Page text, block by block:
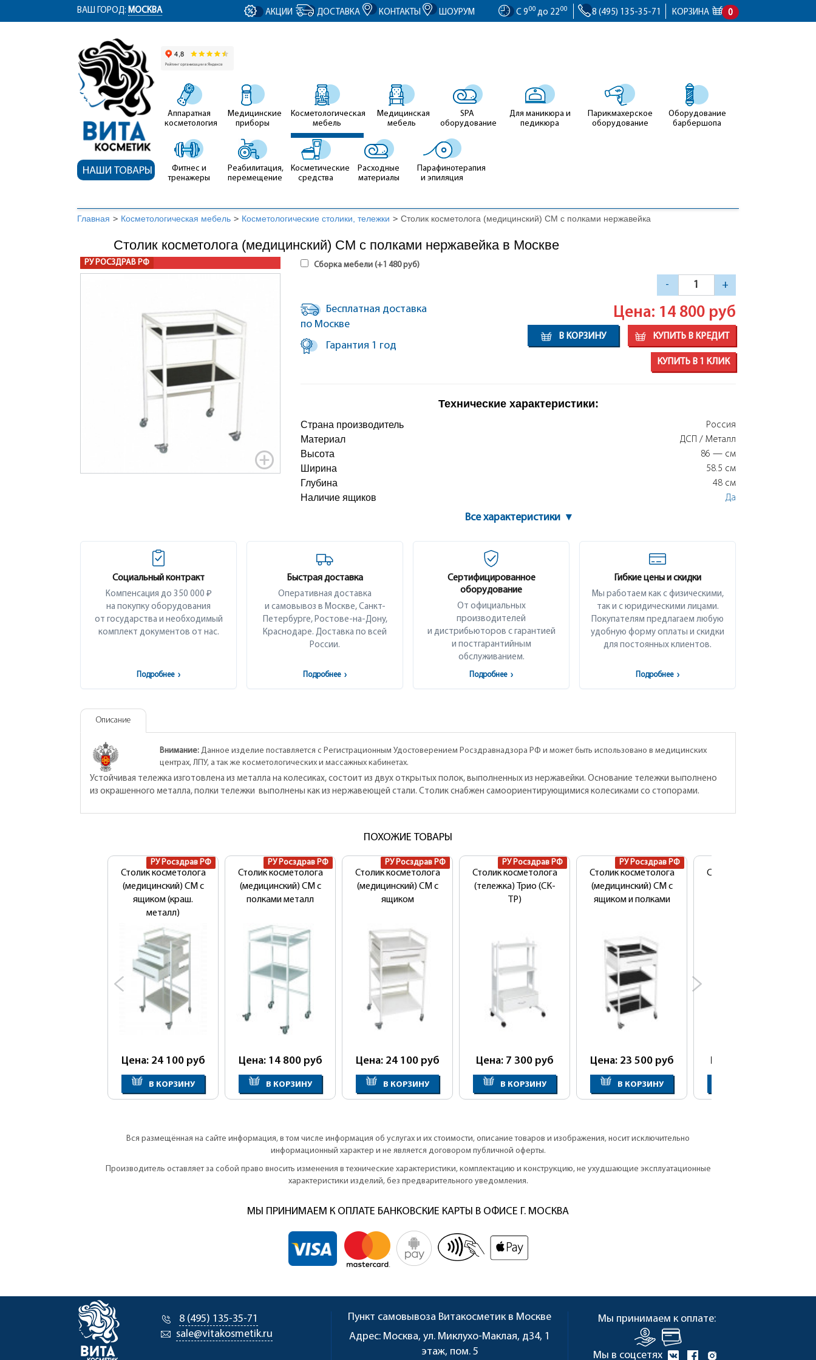
ym(12767704, 'getClientID', function(clientID) { document.getElementById('clientID').value = clientID; });
ВАШ ГОРОД: МОСКВА АКЦИИ ДОСТАВКА КОНТАКТЫ ШОУРУМ С 900 до 2200 8 (495) 135-35-71 КОРЗИНА 0
НАШИ ТОВАРЫ
Аппаратная
косметология
Медицинские
приборы
Косметологическая
мебель
Медицинская
мебель
SPA
оборудование
Для маникюра и
педикюра
Парикмахерское
оборудование
Оборудование
барбершопа
Фитнес и
тренажеры
Реабилитация,
перемещение
Косметические
средства
Расходные
материалы
Парафинотерапия
и эпиляция
Главная > Косметологическая мебель > Косметологические столики, тележки > Столик косметолога (медицинский) СМ с полками нержавейка
Столик косметолога (медицинский) СМ с полками нержавейка в Москве
РУ РОСЗДРАВ РФ Сборка мебели (+1 480руб)
- +
Бесплатная доставка
по Москве
Гарантия 1 год
Цена: 14 800 руб
В КОРЗИНУ КУПИТЬ В КРЕДИТ
КУПИТЬ В 1 КЛИК
Технические характеристики:
Страна производитель Россия
Материал ДСП / Металл
Высота 86 — см
Ширина 58.5 см
Глубина 48 см
Наличие ящиков Да
Все характеристики ▾
Социальный контракт
Компенсация до 350 000 ₽
на покупку оборудования
от государства и необходимый
комплект документов от нас.
Подробнее ›
Быстрая доставка
Оперативная доставка
и самовывоз в Москве, Санкт-
Петербурге, Ростове-на-Дону,
Краснодаре. Доставка по всей
России.
Подробнее ›
Сертифицированное
оборудование
От официальных
производителей
и дистрибьюторов с гарантией
и постгарантийным
обслуживанием.
Подробнее ›
Гибкие цены и скидки
Мы работаем как с физическими,
так и с юридическими лицами.
Покупателям предлагаем любую
удобную форму оплаты и скидки
для постоянных клиентов.
Подробнее ›
Описание
Внимание: Данное изделие поставляется с Регистрационным Удостоверением Росздравнадзора РФ и может быть использовано в медицинских
центрах, ЛПУ, а так же косметологических и массажных кабинетах.
Устойчивая тележка изготовлена из металла на колесиках, состоит из двух открытых полок, выполненных из нержавейки. Основание тележки выполнено
из окрашенного металла, полки тележки выполнены как из нержавеющей стали. Столик снабжен самоориентирующимися колесиками со стопорами.
ПОХОЖИЕ ТОВАРЫ
РУ Росздрав РФ
Столик косметолога
(медицинский) СМ с
ящиком (краш.
металл)
Цена: 24 100 руб
В КОРЗИНУ
РУ Росздрав РФ
Столик косметолога
(медицинский) СМ с
полками металл
Цена: 14 800 руб
В КОРЗИНУ
РУ Росздрав РФ
Столик косметолога
(медицинский) СМ с
ящиком
Цена: 24 100 руб
В КОРЗИНУ
РУ Росздрав РФ
Столик косметолога
(тележка) Трио (СК-
ТР)
Цена: 7 300 руб
В КОРЗИНУ
РУ Росздрав РФ
Столик косметолога
(медицинский) СМ с
ящиком и полками
Цена: 23 500 руб
В КОРЗИНУ
Столик косметолога
Цена: 8 900
Вся размещённая на сайте информация, в том числе информация об услугах и их стоимости, описание товаров и изображения, носит исключительно
информационный характер и не является договором публичной оферты.
Производитель оставляет за собой право вносить изменения в технические характеристики, комплектацию и конструкцию, не ухудшающие эксплуатационные
характеристики изделий, без предварительного уведомления.
МЫ ПРИНИМАЕМ К ОПЛАТЕ БАНКОВСКИЕ КАРТЫ В ОФИСЕ Г. МОСКВА
8 (495) 135-35-71
sale@vitakosmetik.ru
Пункт самовывоза Витакосметик в Москве
Адрес: Москва, ул. Миклухо-Маклая, д34, 1
этаж, пом. 5
Мы принимаем к оплате:
Мы в соцсетях